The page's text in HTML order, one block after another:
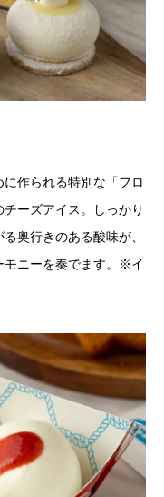
作られる特別な「フロ
ーズアイス。しっかり
奥行きのある酸味が、
モニーを奏でます。※イ